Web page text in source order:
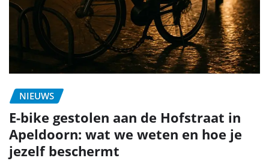
NIEUWS
E-bike gestolen aan de Hofstraat in
Apeldoorn: wat we weten en hoe je
jezelf beschermt